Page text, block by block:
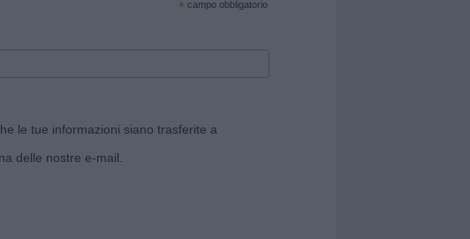
* campo obbligatorio
le tue informazioni siano trasferite a
delle nostre e-mail.